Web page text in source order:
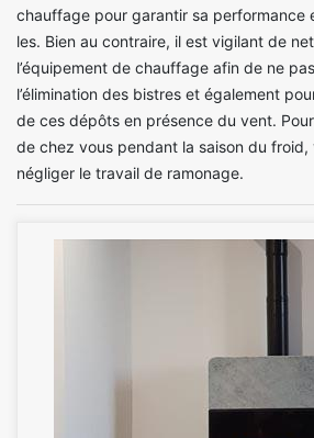
chauffage pour garantir sa performance
les. Bien au contraire, il est vigilant de
l’équipement de chauffage afin de ne
l’élimination des bistres et également
de ces dépôts en présence du vent.
de chez vous pendant la saison du froid,
négliger le travail de ramonage.